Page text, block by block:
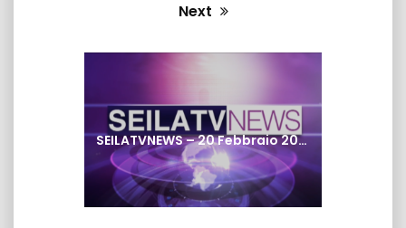
Next
SEILATVNEWS – 20 Febbraio 2025